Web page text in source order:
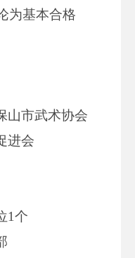
为基本合格
山市武术协会
进会
1个